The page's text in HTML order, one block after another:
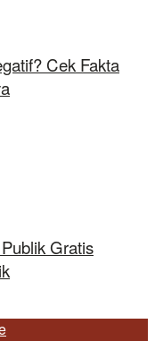
Cek Fakta
Gratis